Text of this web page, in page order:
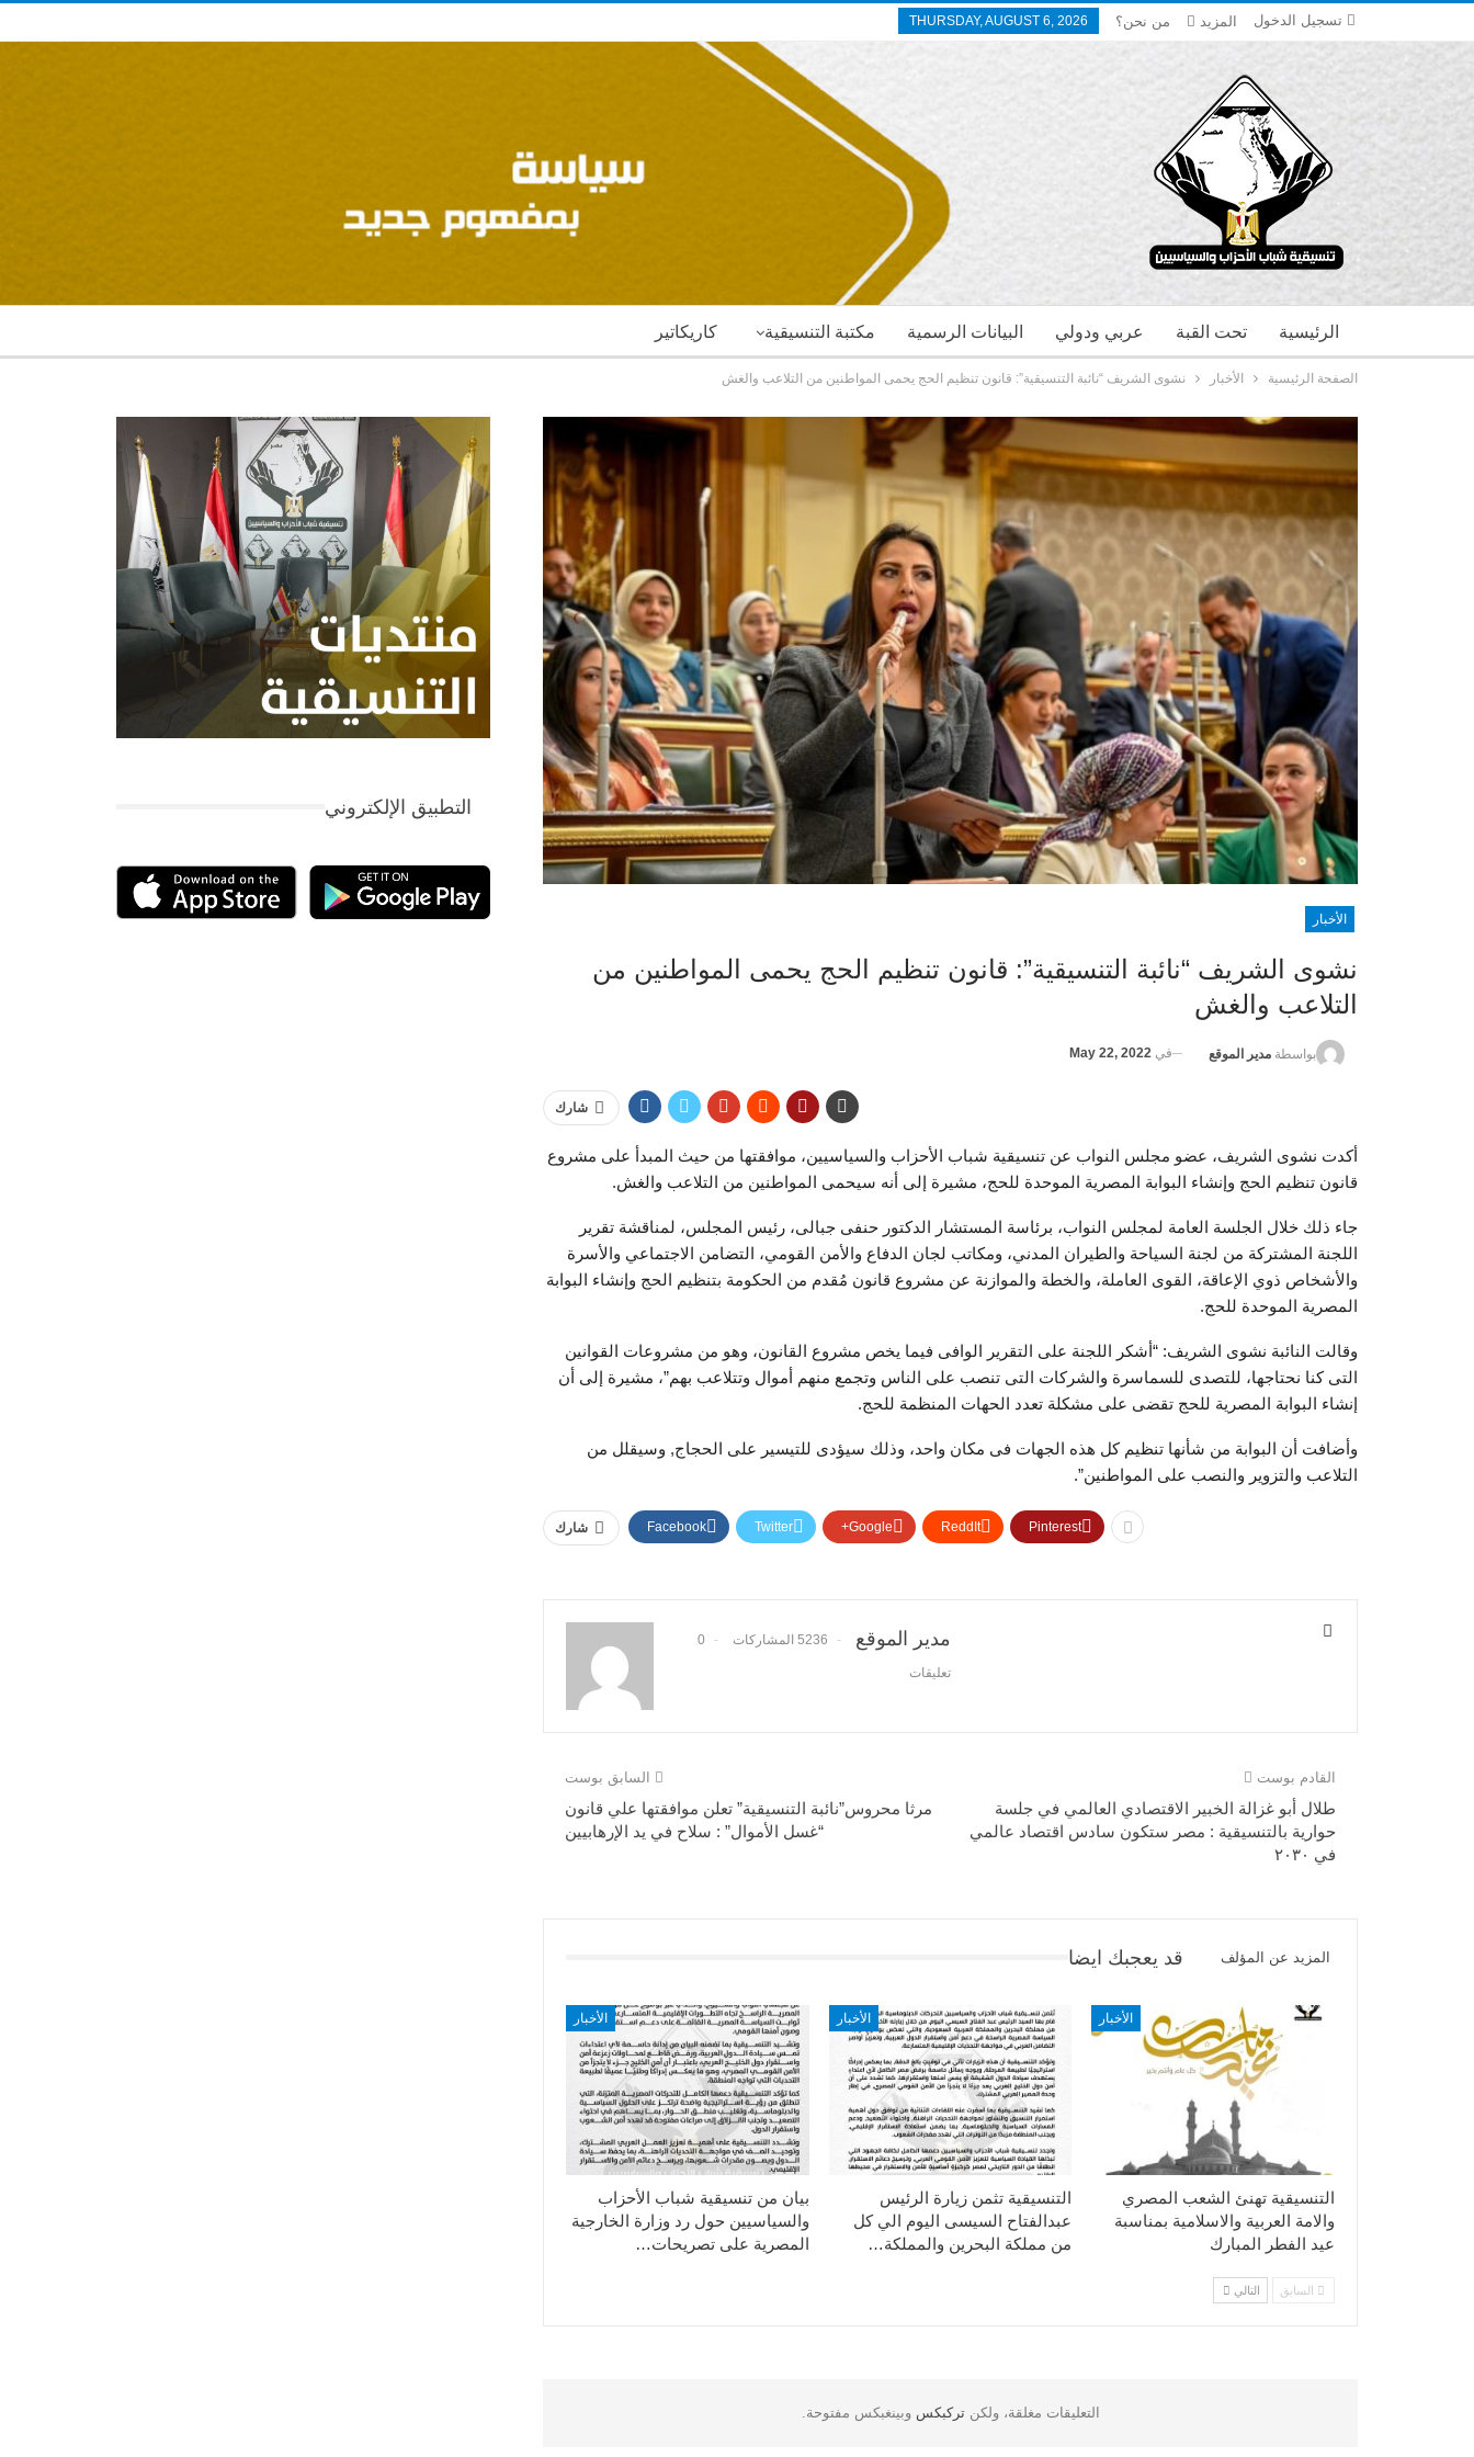
تسجيل الدخول THURSDAY, AUGUST 6, 2026 من نحن؟ المزيد
كاريكاتير مكتبة التنسيقية البيانات الرسمية عربي ودولي تحت القبة الرئيسية
الصفحة الرئيسية الأخبار نشوى الشريف “نائبة التنسيقية”: قانون تنظيم الحج يحمى المواطنين من التلاعب والغش
الأخبار
نشوى الشريف “نائبة التنسيقية”: قانون تنظيم الحج يحمى المواطنين من
التلاعب والغش
بواسطة مدير الموقع في May 22, 2022
شارك
أكدت نشوى الشريف، عضو مجلس النواب عن تنسيقية شباب الأحزاب والسياسيين، موافقتها من حيث المبدأ على مشروع
قانون تنظيم الحج وإنشاء البوابة المصرية الموحدة للحج، مشيرة إلى أنه سيحمى المواطنين من التلاعب والغش.
جاء ذلك خلال الجلسة العامة لمجلس النواب، برئاسة المستشار الدكتور حنفى جبالى، رئيس المجلس، لمناقشة تقرير
اللجنة المشتركة من لجنة السياحة والطيران المدني، ومكاتب لجان الدفاع والأمن القومي، التضامن الاجتماعي والأسرة
والأشخاص ذوي الإعاقة، القوى العاملة، والخطة والموازنة عن مشروع قانون مُقدم من الحكومة بتنظيم الحج وإنشاء البوابة
المصرية الموحدة للحج.
وقالت النائبة نشوى الشريف: “أشكر اللجنة على التقرير الوافى فيما يخص مشروع القانون، وهو من مشروعات القوانين
التى كنا نحتاجها، للتصدى للسماسرة والشركات التى تنصب على الناس وتجمع منهم أموال وتتلاعب بهم”، مشيرة إلى أن
إنشاء البوابة المصرية للحج تقضى على مشكلة تعدد الحهات المنظمة للحج.
وأضافت أن البوابة من شأنها تنظيم كل هذه الجهات فى مكان واحد، وذلك سيؤدى للتيسير على الحجاج, وسيقلل من
التلاعب والتزوير والنصب على المواطنين”.
شارك Facebook Twitter Google+ ReddIt Pinterest
مدير الموقع 5236 المشاركات 0
تعليقات
السابق بوست
مرثا محروس”نائبة التنسيقية” تعلن موافقتها علي قانون
“غسل الأموال” : سلاح في يد الإرهابيين
القادم بوست
طلال أبو غزالة الخبير الاقتصادي العالمي في جلسة
حوارية بالتنسيقية : مصر ستكون سادس اقتصاد عالمي
في ٢٠٣٠
قد يعجبك ايضا المزيد عن المؤلف
الأخبار
بيان من تنسيقية شباب الأحزاب
والسياسيين حول رد وزارة الخارجية
المصرية على تصريحات…
الأخبار
التنسيقية تثمن زيارة الرئيس
عبدالفتاح السيسى اليوم الي كل
من مملكة البحرين والمملكة…
الأخبار
التنسيقية تهنئ الشعب المصري
والامة العربية والاسلامية بمناسبة
عيد الفطر المبارك
السابق التالي
التعليقات مغلقة، ولكنتركبكسوبينغبكس مفتوحة.
التطبيق الإلكتروني